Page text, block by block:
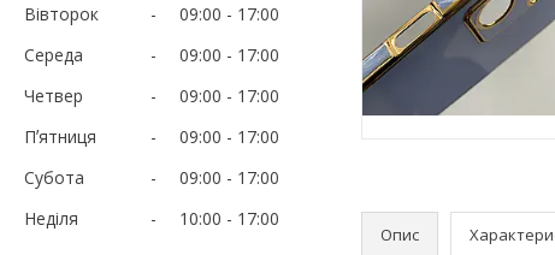
Вівторок
09:00
17:00
Середа
09:00
17:00
Четвер
09:00
17:00
Пʼятниця
09:00
17:00
Субота
09:00
17:00
Неділя
10:00 17:00
Опис